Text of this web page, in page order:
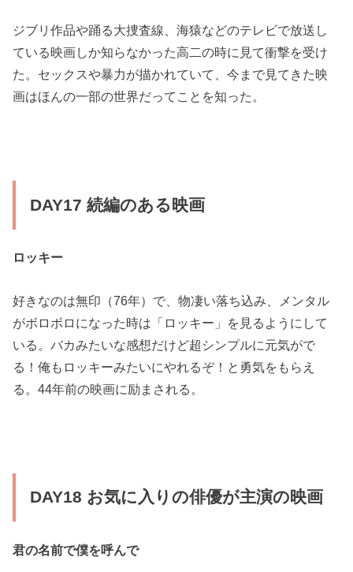
ジブリ作品や踊る大捜査線、海猿などのテレビで放送し
ている映画しか知らなかった高二の時に見て衝撃を受け
た。セックスや暴力が描かれていて、今まで見てきた映
画はほんの一部の世界だってことを知った。
DAY17 続編のある映画
ロッキー
好きなのは無印（76年）で、物凄い落ち込み、メンタル
がボロボロになった時は「ロッキー」を見るようにして
いる。バカみたいな感想だけど超シンプルに元気がで
る！俺もロッキーみたいにやれるぞ！と勇気をもらえ
る。44年前の映画に励まされる。
DAY18 お気に入りの俳優が主演の映画
君の名前で僕を呼んで